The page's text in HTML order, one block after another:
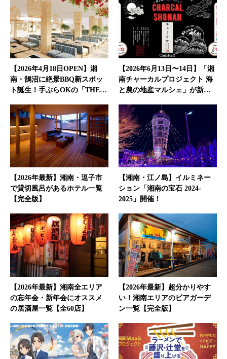
【2026年4月18日OPEN】湘
南・鵠沼に絶景BBQ新スポッ
ト誕生！手ぶらOKの「THE…
【2026年6月13日〜14日】「湘
南チャーカルプロジェクト 海
と農の地産マルシェ」が新…
【2026年最新】湘南・逗子市
で貸切風呂があるホテル一覧
【完全版】
【湘南・江ノ島】イルミネー
ション「湘南の宝石 2024-
2025」開催！
【2026年最新】湘南全エリア
の忘年会・新年会にオススメ
の居酒屋一覧【全60店】
【2026年最新】超分かりやす
い！湘南エリアのビアガーデ
ン一覧【完全版】